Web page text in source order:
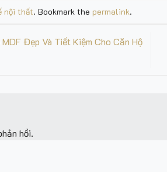
nội thất. Bookmark the permalink.
Đẹp Và Tiết Kiệm Cho Căn Hộ
hồi.